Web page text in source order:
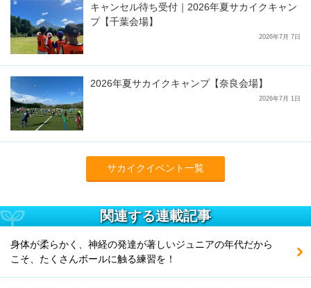
キャンセル待ち受付｜2026年夏サカイクキャン
プ【千葉会場】
2026年7月 7日
2026年夏サカイクキャンプ【奈良会場】
2026年7月 1日
サカイクイベント一覧
関連する連載記事
身体が柔らかく、神経の発達が著しいジュニアの年代だから
こそ、たくさんボールに触る練習を！